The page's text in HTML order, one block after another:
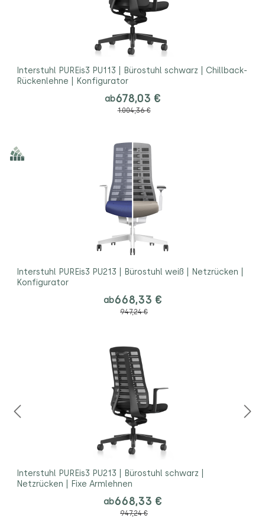
Interstuhl PUREis3 PU113 | Bürostuhl schwarz | Chillback-
Rückenlehne | Konfigurator
ab678,03 €
1.004,36 €
Interstuhl PUREis3 PU213 | Bürostuhl weiß | Netzrücken |
Konfigurator
ab668,33 €
947,24 €
Interstuhl PUREis3 PU213 | Bürostuhl schwarz |
Netzrücken | Fixe Armlehnen
ab668,33 €
947,24 €